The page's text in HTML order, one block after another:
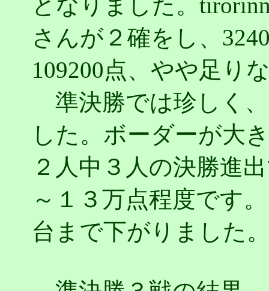
さんが２確をし、
109200点、やや足り
準決勝では珍しく
した。ボーダーが大
２人中３人の決勝進
～１３万点程度です
台まで下がりました